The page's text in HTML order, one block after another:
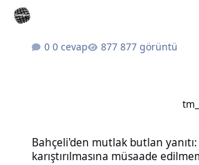
0 cevap 877 görüntü
Bahçeli'den mutlak butlan yanıtı:
karıştırılmasına müsaade